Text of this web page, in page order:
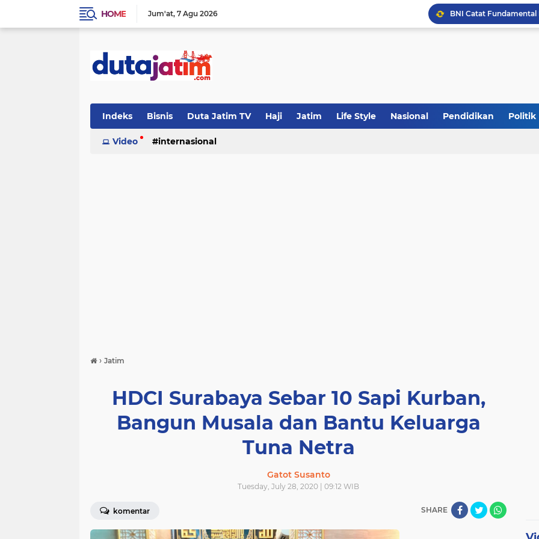
HOME Jum'at 7 Agu 2026
JakOne Mobile Antar
Indeks Bisnis Duta Jatim TV Haji Jatim Life Style Nasional Pendidikan Politik
Video internasional
› Jatim
HDCI Surabaya Sebar 10 Sapi Kurban,
Bangun Musala dan Bantu Keluarga
Tuna Netra
Gatot Susanto
Tuesday, July 28, 2020 | 09:12 WIB
komentar SHARE